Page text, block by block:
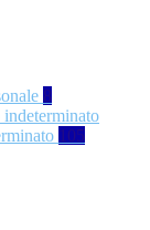
8
indeterminato
105